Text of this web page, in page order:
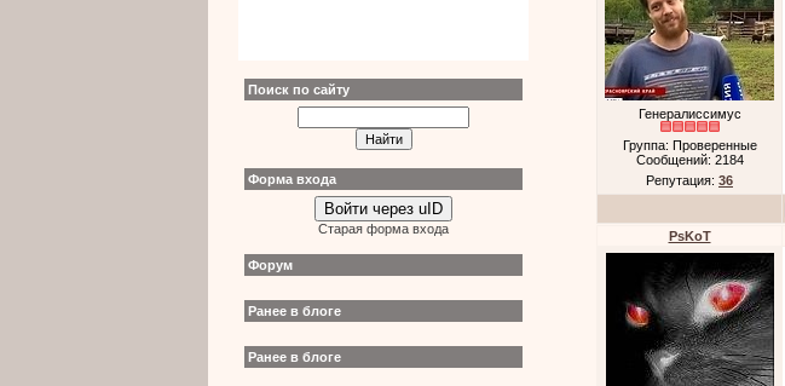
Поиск по сайту
Форма входа
Войти через uID
Старая форма входа
Форум
Ранее в блоге
Ранее в блоге
Генералиссимус
Группа: Проверенные
Сообщений: 2184
Репутация: 36
PsKoT